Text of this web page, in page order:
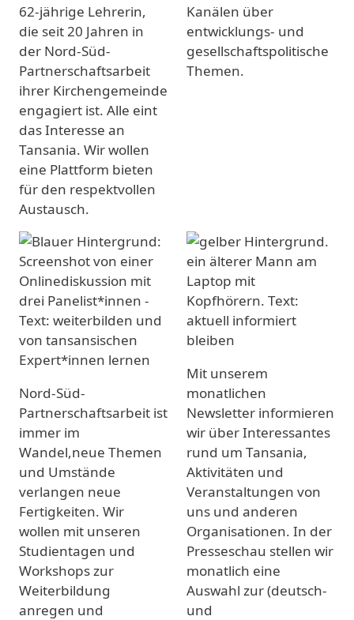
62-jährige Lehrerin,
die seit 20 Jahren in
der Nord-Süd-
Partnerschaftsarbeit
ihrer Kirchengemeinde
engagiert ist. Alle eint
das Interesse an
Tansania. Wir wollen
eine Plattform bieten
für den respektvollen
Austausch.
Kanälen über
entwicklungs- und
gesellschaftspolitische
Themen.
Nord-Süd-
Partnerschaftsarbeit ist
immer im
Wandel,neue Themen
und Umstände
verlangen neue
Fertigkeiten. Wir
wollen mit unseren
Studientagen und
Workshops zur
Weiterbildung
anregen und
Mit unserem
monatlichen
Newsletter informieren
wir über Interessantes
rund um Tansania,
Aktivitäten und
Veranstaltungen von
uns und anderen
Organisationen. In der
Presseschau stellen wir
monatlich eine
Auswahl zur (deutsch-
und